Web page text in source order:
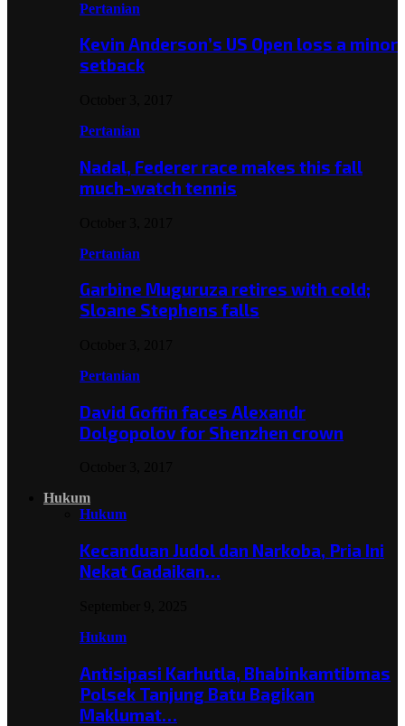
Pertanian
Kevin Anderson’s US Open loss a minor
setback
Pertanian
Nadal, Federer race makes this fall
much-watch tennis
Pertanian
Garbine Muguruza retires with cold;
Sloane Stephens falls
Pertanian
David Goffin faces Alexandr
Dolgopolov for Shenzhen crown
Hukum
Hukum
Kecanduan Judol dan Narkoba, Pria Ini
Nekat Gadaikan…
Hukum
Antisipasi Karhutla, Bhabinkamtibmas
Polsek Tanjung Batu Bagikan
Maklumat…